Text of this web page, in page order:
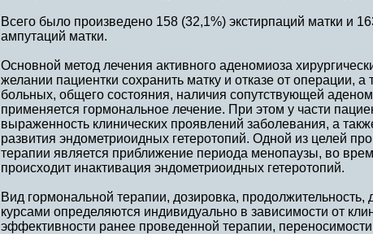
Всего было произведено 158 (32,1%) экстирпаций матки и
ампутаций матки.
Основной метод лечения активного аденомиоза
желании пациентки сохранить матку и отказе от операции, а
больных, общего состояния, наличия сопутствующей
применяется гормональное лечение. При этом у части
выраженность клинических проявлений заболевания, а
развития эндометриоидных гетеротопий. Одной из целей
терапии является приближение периода менопаузы, во
происходит инактивация эндометриоидных гетеротопий.
Вид гормональной терапии, дозировка, продолжительность,
курсами определяются индивидуально в зависимости от
эффективности ранее проведенной терапии,